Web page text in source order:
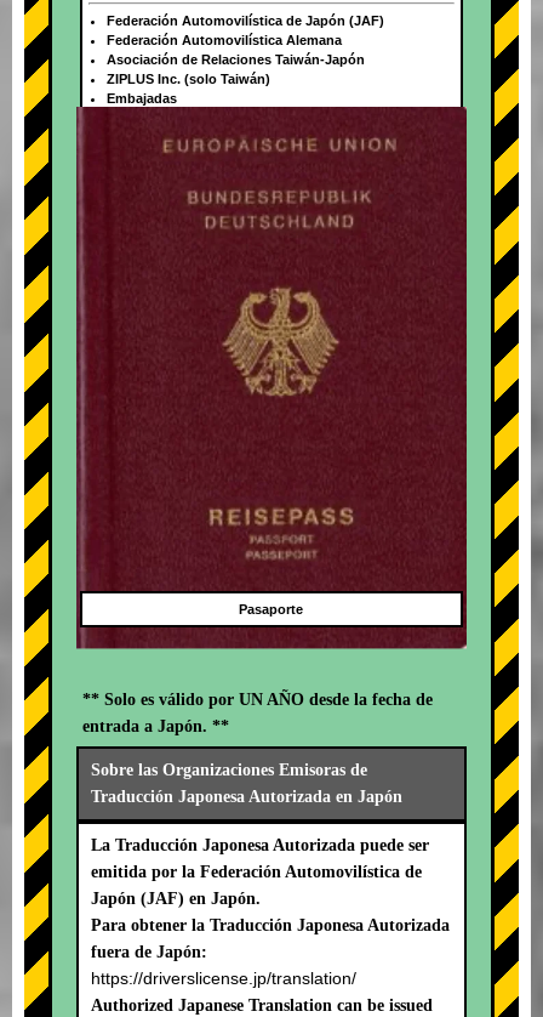
+
Federación Automovilística de Japón (JAF)
Federación Automovilística Alemana
Asociación de Relaciones Taiwán-Japón
ZIPLUS Inc. (solo Taiwán)
Embajadas
Pasaporte
** Solo es válido por UN AÑO desde la fecha de
entrada a Japón. **
Sobre las Organizaciones Emisoras de
Traducción Japonesa Autorizada en Japón
La Traducción Japonesa Autorizada puede ser
emitida por la Federación Automovilística de
Japón (JAF) en Japón.
Para obtener la Traducción Japonesa Autorizada
fuera de Japón:
https://driverslicense.jp/translation/
Authorized Japanese Translation can be issued